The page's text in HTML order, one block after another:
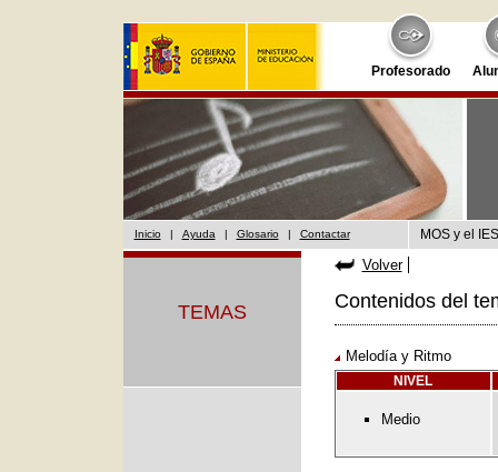
Profesorado
Inicio | Ayuda | Glosario | Contactar MOS y el
TEMAS
Volver
Contenidos del
Melodía y Ritmo
NIVEL
Medio